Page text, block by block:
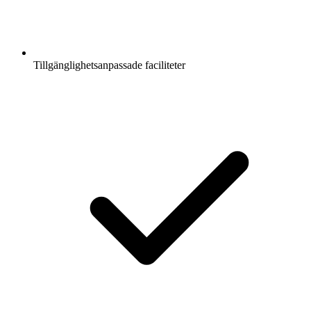
Tillgänglighetsanpassade faciliteter